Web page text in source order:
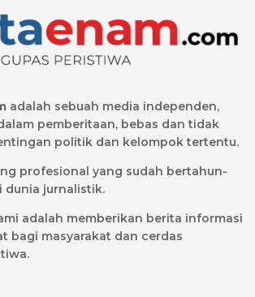
adalah sebuah media independen,
pemberitaan, bebas dan tidak
politik dan kelompok tertentu.
profesional yang sudah bertahun-
dunia jurnalistik.
adalah memberikan berita informasi
bagi masyarakat dan cerdas